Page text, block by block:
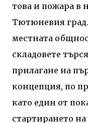
това и пожара в
Тютюневия град.
местната
складовете
прилагане на
концепция, по
като един от
стартирането